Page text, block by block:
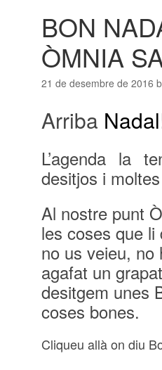
BON
ÒMNIA
21 de desembre de 2016
Arriba Nadal
L’agenda la
desitjos i
Al nostre punt
les coses que li
no us veieu,
agafat un
desitgem unes
coses bones.
Cliqueu allà on diu